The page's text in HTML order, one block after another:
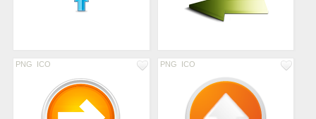
PNG ICO PNG ICO